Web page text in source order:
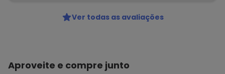
Ver todas as avaliações
Aproveite e compre junto